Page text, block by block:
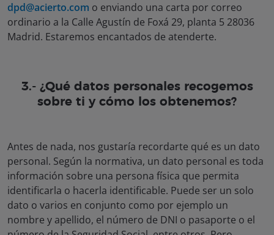
dpd@acierto.com o enviando una carta por correo
ordinario a la Calle Agustín de Foxá 29, planta 5 28036
Madrid. Estaremos encantados de atenderte.
3.- ¿Qué datos personales recogemos
sobre ti y cómo los obtenemos?
Antes de nada, nos gustaría recordarte qué es un dato
personal. Según la normativa, un dato personal es toda
información sobre una persona física que permita
identificarla o hacerla identificable. Puede ser un solo
dato o varios en conjunto como por ejemplo un
nombre y apellido, el número de DNI o pasaporte o el